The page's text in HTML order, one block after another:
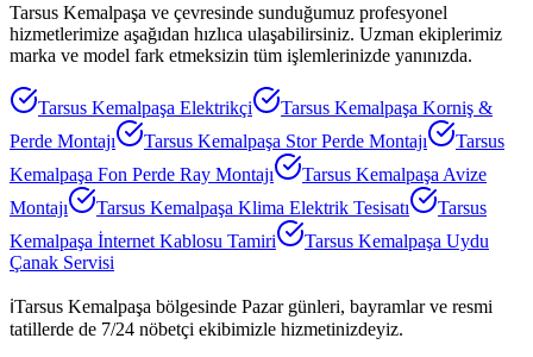
Tarsus Kemalpaşa ve çevresinde sunduğumuz profesyonel
hizmetlerimize aşağıdan hızlıca ulaşabilirsiniz. Uzman ekiplerimiz
marka ve model fark etmeksizin tüm işlemlerinizde yanınızda.
Tarsus Kemalpaşa Elektrikçi Tarsus Kemalpaşa Korniş &
Perde Montajı
Tarsus Kemalpaşa Stor Perde Montajı
Tarsus
Kemalpaşa Fon Perde Ray Montajı Tarsus Kemalpaşa Avize
Montajı
Tarsus Kemalpaşa Klima Elektrik Tesisatı
Tarsus
Kemalpaşa İnternet Kablosu Tamiri Tarsus Kemalpaşa Uydu
Çanak Servisi
ℹ️Tarsus Kemalpaşa bölgesinde Pazar günleri, bayramlar ve resmi
tatillerde de 7/24 nöbetçi ekibimizle hizmetinizdeyiz.